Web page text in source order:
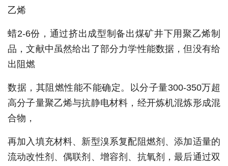
乙烯
蜡2-6份，通过挤出成型制备出煤矿井下用聚乙烯制
品，文献中虽然给出了部分力学性能数据，但没有给
出阻燃
数据，其阻燃性能不能确定。以分子量300-350万超
高分子量聚乙烯与抗静电材料，经开炼机混炼形成混
合物，
再加入填充材料、新型溴系复配阻燃剂、添加适量的
流动改性剂、偶联剂、增容剂、抗氧剂，最后通过双